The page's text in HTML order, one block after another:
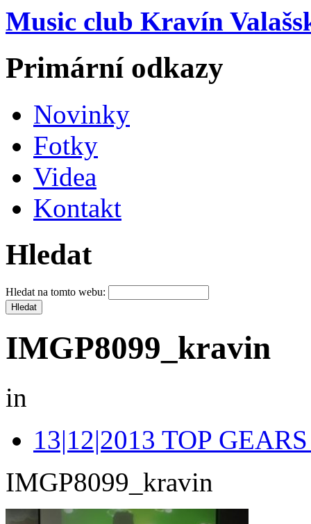
Music club Kravín
Primární odkazy
Novinky
Fotky
Videa
Kontakt
Hledat
Hledat na tomto webu:
IMGP8099_kravin
in
13|12|2013 TOP
IMGP8099_kravin